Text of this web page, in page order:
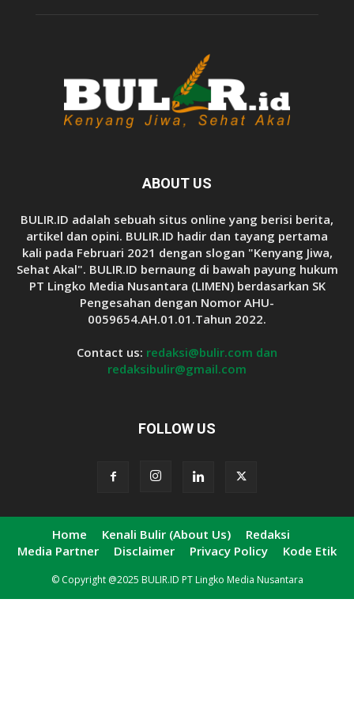
ABOUT US
BULIR.ID adalah sebuah situs online yang berisi berita,
artikel dan opini. BULIR.ID hadir dan tayang pertama
kali pada Februari 2021 dengan slogan "Kenyang Jiwa,
Sehat Akal". BULIR.ID bernaung di bawah payung hukum
PT Lingko Media Nusantara (LIMEN) berdasarkan SK
Pengesahan dengan Nomor AHU-
0059654.AH.01.01.Tahun 2022.
Contact us: redaksi@bulir.com dan
redaksibulir@gmail.com
FOLLOW US
Home Kenali Bulir (About Us)
Redaksi
Media Partner
Disclaimer Privacy Policy Kode Etik
© Copyright @2025 BULIR.ID PT Lingko Media Nusantara